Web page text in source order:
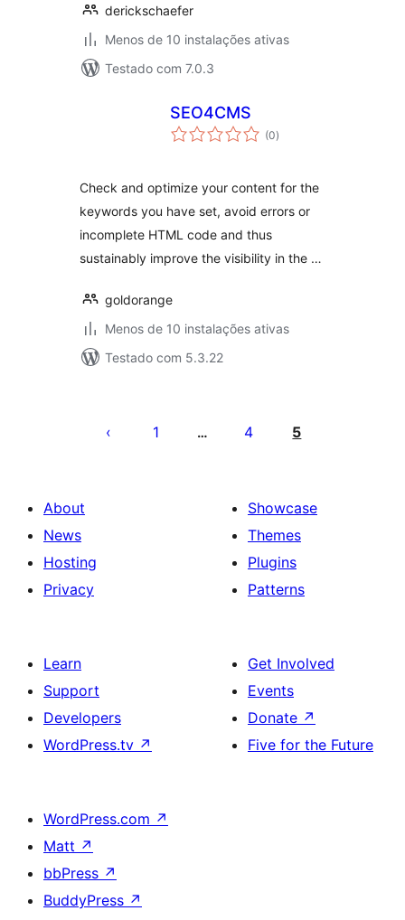
derickschaefer
Menos de 10 instalações ativas
Testado com 7.0.3
SEO4CMS
(0avaliações
totais
)
Check and optimize your content for the
keywords you have set, avoid errors or
incomplete HTML code and thus
sustainably improve the visibility in the …
goldorange
Menos de 10 instalações ativas
Testado com 5.3.22
pagination
1 … 4 5
About
News
Hosting
Privacy
Showcase
Themes
Plugins
Patterns
Learn
Support
Developers
WordPress.tv ↗
Get Involved
Events
Donate ↗
Five for the Future
WordPress.com ↗
Matt ↗
bbPress ↗
BuddyPress ↗